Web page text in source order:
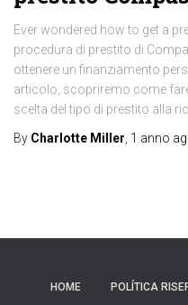
Ever wondered how to get a
procedura di prestito di
ottenere un finanziamento
articolo, scopriremo come
scelta del tipo di prestito alla
By Charlotte Miller 1 anno
HOME POLÍTICA